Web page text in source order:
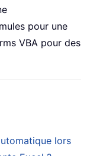
pour une
VBA pour des
lors